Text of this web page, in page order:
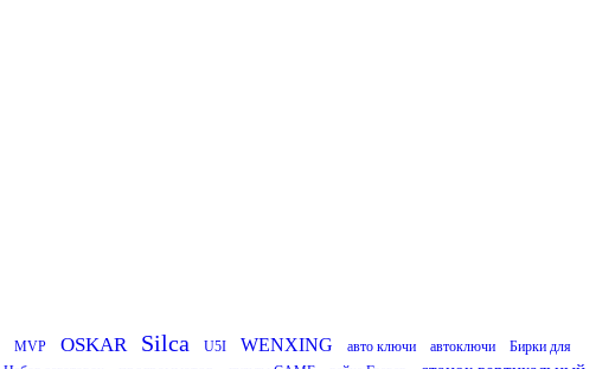
MVP OSKAR Silca U5I WENXING авто ключи автоключи
Бирки для